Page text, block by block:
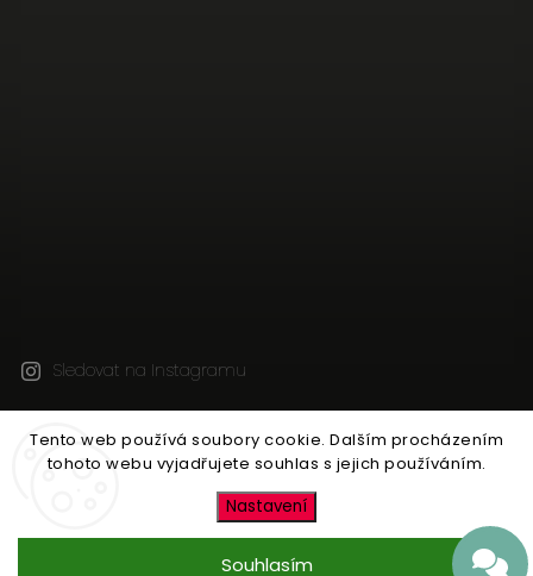
Tento web používá soubory cookie. Dalším procházením
tohoto webu vyjadřujete souhlas s jejich používáním.
Nastavení
Souhlasím
Sledovat na Instagramu
Copyright 2026Jen tak z lásky. Všechna práva
vyhrazena.
Upravit nastavení cookies